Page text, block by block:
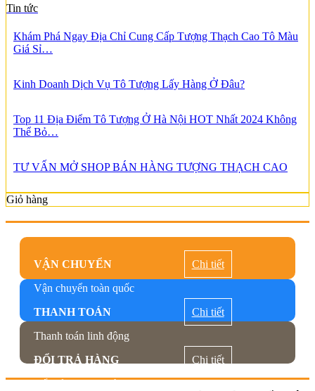
Tin tức
Khám Phá Ngay Địa Chỉ Cung Cấp Tượng Thạch Cao Tô Màu
Giá Sỉ…
Kinh Doanh Dịch Vụ Tô Tượng Lấy Hàng Ở Đâu?
Top 11 Địa Điểm Tô Tượng Ở Hà Nội HOT Nhất 2024 Không
Thể Bỏ…
TƯ VẤN MỞ SHOP BÁN HÀNG TƯỢNG THẠCH CAO
Giỏ hàng
VẬN CHUYỂN
Vận chuyển toàn quốc
Chi tiết
THANH TOÁN
Thanh toán linh động
Chi tiết
ĐỔI TRẢ HÀNG
Đổi trả trong 7 ngày
Chi tiết